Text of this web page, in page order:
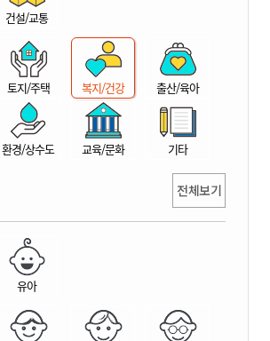
시
산
건설/교통
토지/주택 복지/건강 출산/육아
환경/상수도 교육/문화 기타
전체보기
유아